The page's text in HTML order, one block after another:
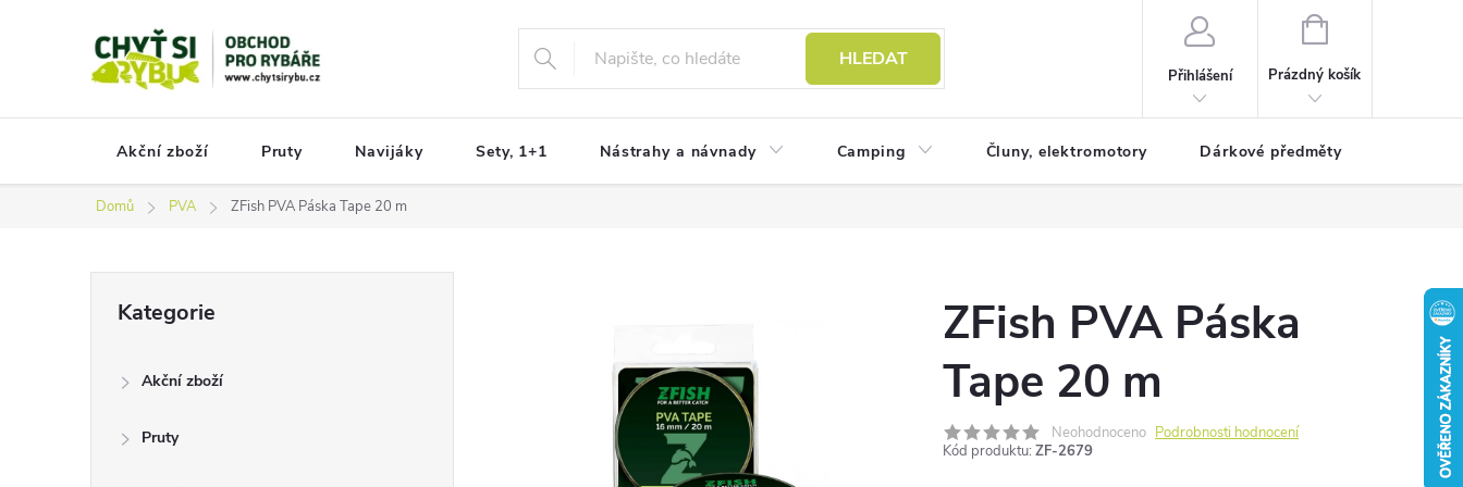
HLEDAT
Přihlášení
NÁKUPNÍ
Prázdný košík
Akční zboží Pruty Navijáky Sety, 1+1 Nástrahy a návnady Camping Čluny, elektromotory Dárkové předměty
Domů PVA ZFish PVA Páska Tape 20 m
kategorie
Kategorie
Akční zboží
Pruty
ZFish PVA Páska
Tape 20 m
Neohodnoceno Podrobnosti hodnocení
Kód produktu: ZF-2679